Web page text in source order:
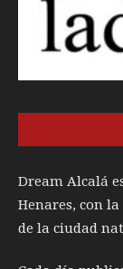
Dream Alcalá
Henares, con
de la ciudad